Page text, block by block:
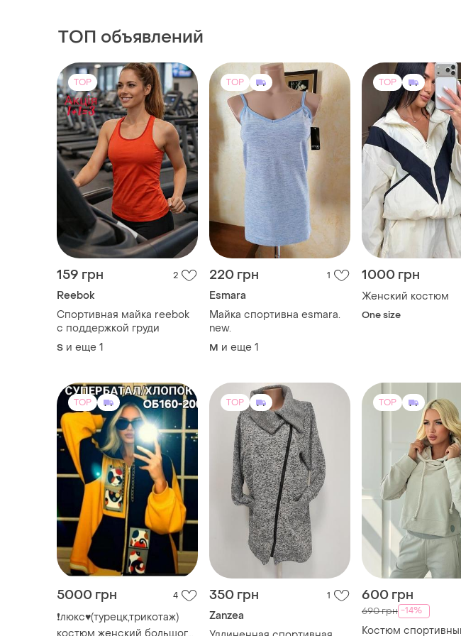
159 грн
Reebok
Спортивная майка reebok
с поддержкой груди
и еще 1
220 грн
Майка спортивна esmara.
new.
и еще 1
1000 грн
Женский костюм
One size
5000 грн 4
❗люкс♥️(турецк,трикотаж)
костюм женский большого
размера
68-70 и еще 1
350 грн
Zanzea
Удлиненная спортивная
кофта косуха на утеплении
xl/xxl ог 130-136
и еще 1
600 грн
690 грн -14%
Костюм
хлопок * + подарок
и еще 2